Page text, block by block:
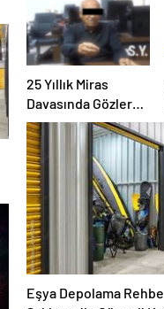
25 Yıllık Miras
Davasında Gözler
Temmuz Ayındaki
Karar Duruşmasına
Çevrildi
Eşya Depolama